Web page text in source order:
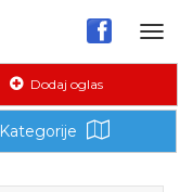
Dodaj oglas
Kategorije